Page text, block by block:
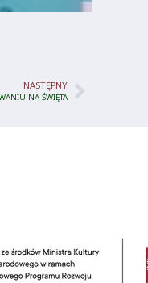
NASTĘPNY
NA ŚWIĘTA